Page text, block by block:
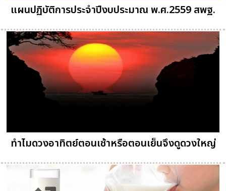
แผนปฏิบัติการประจำปีงบประมาณ พ.ศ.2559 สพฐ.
ทำไมดวงอาทิตย์ตอนเช้าหรือตอนเย็นจึงดูดวงใหญ่